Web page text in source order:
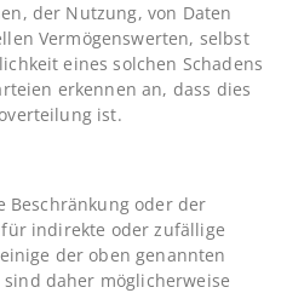
der Nutzung, von Daten
Vermögenswerten, selbst
eines solchen Schadens
erkennen an, dass dies
ist.
Beschränkung oder der
indirekte oder zufällige
der oben genannten
daher möglicherweise